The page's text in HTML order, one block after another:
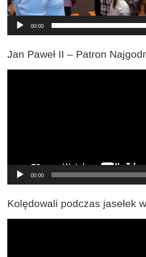
00:00
Jan Paweł II – Patron
00:00
Kolędowali podczas jasełek